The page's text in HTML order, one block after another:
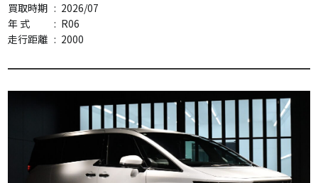
買取時期 : 2026/07
年 式
: R06
走行距離 : 2000